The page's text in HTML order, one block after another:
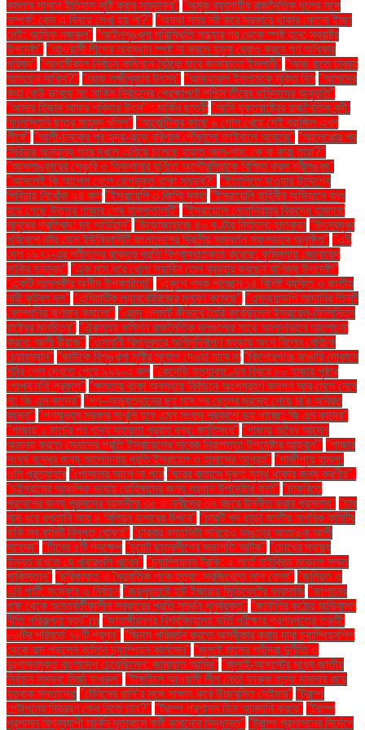
কমলার সামনে ইতিহাস সৃষ্টি করার সম্ভাবনা" "অমুক ব্যবসায়ীর রাজনৈতিক দলের সঙ্গে
সম্পর্ক: কেন এ বিষয়ে লেখা হয় না?" "অযথা সময় নষ্ট করে সরকারে থাকার কোনো ইচ্ছা
নেই: আসিফ নজরুল" "আইনশৃঙ্খলা পরিস্থিতি সন্ধ্যার পর থেকে স্পষ্ট হবে: স্বরাষ্ট্র
উপদেষ্টা" "আওয়ামী লীগের অবস্থান স্পষ্ট না করলে যমুনা ঘেরাও করবে গণ অধিকার
পরিষদ" "আগামীকাল নির্বাচন কমিশনে বৈঠকে যাবে জামায়াতে ইসলামী" "আজ রাতে ঢাকায়
আসছেন সাকিব?" "আজ লক্ষ্মীপূজার উৎসব" "আজহারুল ইসলামকে মুক্তি দিন "আমাদের
কথা কেউ ভাবছে না: মার্কিন নির্বাচনের প্রেক্ষাপটে পশ্চিম তীরের বাসিন্দাদের অনুভূতি"
"আমার হিজাব আমার শক্তির উৎস" : মার্কিন ছাত্রী "আমি যুক্তরাষ্ট্রের রাজনৈতিক বন্দী:
ফিলিস্তিনি ছাত্র মাহমুদ খলিল" "আর্জেন্টিনার কাছে ৬ গোল খেয়ে সেই ব্রাজিল এখন
শীর্ষে" "আলী-চমকের পর হৃদয়-ঝড়ে বরিশাল পৌঁছালো ফাইনালে আবারো" "আলেপ্পোর পর
সিরিয়ার অন্যান্য শহর দখলে এগিয়ে চলেছে হায়াত আল-শাম: কে বা কারা তারা?"
"আসলাঙ্কারের সেঞ্চুরি ও তিকশানার ঘূর্ণিতে অস্ট্রেলিয়াকে বিস্মিত করল শ্রীলঙ্কা"
"আসলেই কি আপেল খেলে রোগমুক্ত থাকা সম্ভব?" "ইতালিতে যাওয়ার উদ্দেশ্যে
লিবিয়ায় নিখোঁজ ২৪ জন "ইসরায়েলি ৩ জিম্মি মুক্ত "ইসরায়েলি বাহিনীর অভিযানে বন্ধ
হয়ে গেছে উত্তর গাজার শেষ হাসপাতালটি" "ইসরায়েলে নেতানিয়াহুর বিরুদ্ধে হাজারো
মানুষের প্রতিবাদ: দ্য গার্ডিয়ান" "উড়োজাহাজে ৪০ ঘণ্টার নির্যাতন: হাতকড়া "উৎসবমুখর
পরিবেশে নটর ডেম ইউনিভার্সিটি বাংলাদেশের দ্বিতীয় সমাবর্তন সফলভাবে অনুষ্ঠিত" "এই
দেশ ১৯৭১-এর শহীদদের রক্তের প্রতি বিশ্বাসঘাতকতা করেছে: কুমিল্লায় জোনায়েদ
সাকির মন্তব্য" "এক মাস ধরে খোলা সয়াবিন তেল ব্যবহার করছেন বাণিজ্য উপদেষ্টা"
"একটি আমলকীর অসীম উপকারিতা!" "একুশে পদক পাচ্ছেন ১৪ বিশিষ্ট ব্যক্তি ও জাতীয়
নারী ফুটবল দল" "এশিয়াটিক ল্যাবরেটরিজের মুনাফা কমেছে" "এসঅ্যান্ডপি আদানির তিনটি
কোম্পানির ঋণমান কমালো" "এহুদ ওলমার্ট কীভাবে তৈরি করেছিলেন ইসরায়েল-ফিলিস্তিন
রাষ্ট্রের মানচিত্র" "ঐকমত্য কমিশন রাজনৈতিক দলগুলোর সাথে আলাদাভাবে আলোচনা
করবে: আলী রীয়াজ" "ওসমানী বিমানবন্দরে অগ্নিনির্বাপণ মহড়ায় অংশ নিলেন বেবিচক
চেয়ারম্যান" "কাউকে বিশৃঙ্খলা সৃষ্টির সুযোগ দেওয়া যাবে না "কিশোরগঞ্জে ভাঙারি দোকানে
মর্টার শেল দেখতে পেয়ে ৯৯৯-এ কল "কেনেডি হত্যাকাণ্ডের বিষয়ে ৮০ হাজার পৃষ্ঠার
গোপন নথি প্রকাশ" "ক্ষমতায় থাকা অবস্থায় নির্বাচনে অংশগ্রহণ জনগণ আর মেনে নেবে
না: জি এম কাদের" "গণ–অভ্যুত্থানের ছয় মাস পর ছেলের মরদেহ পেয়ে মা'র অবিরত
কান্না" "গণমাধ্যম সরকার অখুশি হবে এমন সংবাদ প্রকাশে ভয় পাচ্ছে: জি এম কাদের"
"গাজায় ২ মার্চের পর খাদ্য সহায়তা প্রবাহ বন্ধ: জাতিসংঘ" "গাজায় অবৈধ আদেশ
অমান্য করতে সেনাদের প্রতি ইসরায়েলের সাবেক নিরাপত্তা উপদেষ্টার আহ্বান"' "গাজার
সংঘর্ষ বন্ধের জন্য আলোচনার প্রতি ইসরায়েল ও হামাসের আগ্রহ" "গাজীপুরে হামলা:
ওসি প্রত্যাহার "গোসলের আগে না পরে "ঘরের বাতাসে দূষণ: সুস্থ থাকার জন্য করণীয়".
"চট্টগ্রামের আঞ্চলিক ভাষায় রোহিঙ্গাদের জন্য প্রধান উপদেষ্টার বার্তা" "চাকরিতে
প্রবেশের জন্য পুরুষদের বয়সসীমা ৩৫ ও নারীদের ৩৭ বছরে উন্নীত করার প্রস্তাব" "চার
মাস ধরে রপ্তানি আয় ৪ বিলিয়ন ডলারের উপরে" "চারটি পদ ছাড়া জাতীয় নাগরিক কমিটির
বাকি সব কমিটি বিলুপ্ত ঘোষণা" "চারবার বসতভিটা সরিয়েও ভাঙনের আতঙ্কে আলী
আহমদ" "চীনের ৫টি পদক্ষেপ "চুয়েট ছাত্রলীগের সভাপতি আটক" "চোখের স্বাস্থ্য
উন্নত রাখতে যে খাবারগুলি খাবেন" "চ্যাম্পিয়নস ট্রফি: ২ শর্তে হাইব্রিড মডেলে সম্মত
পাকিস্তান" "ছুরিকাঘাত ও বৈদ্যুতিক শকে হত্যা: সবজিখেতে লাশ ফেলা" "জমিয়ত ও
এবি পার্টি: সংস্কার ও নির্বাচন "জয়পুরহাটে হাট ইজারায় সিন্ডিকেটের কারসাজি "জাপানের
পক্ষ থেকে অন্তর্বর্তীকালীন সরকারের প্রতি সমর্থন পুনর্ব্যক্ত" "জার্মানির কঠোর অভিবাসন
নীতি পরিকল্পনা ব্যর্থ"m "জাহাঙ্গীরনগর বিশ্ববিদ্যালয় ভর্তি পরীক্ষার প্রশ্নপত্রে ত্রুটি:
৮০টির পরিবর্তে ৭৮টি প্রশ্ন" "জিনস পরিবর্তন করতে অস্বীকার করায় দাবা চ্যাম্পিয়নশিপ
থেকে বাদ পড়লেন বর্তমান চ্যাম্পিয়ন কার্লসেন" "জুলাই মাসের শহীদরা দুর্নীতি ও
দুঃশাসনমুক্ত বাংলাদেশ চেয়েছিলেন: জামায়াত আমির" "জুলাই-আগস্টের মধ্যে জাতীয়
নির্বাচন সম্ভব: মির্জা ফখরুল" "টাঙ্গাইলে আওয়ামী লীগ নেতা ফারুক হত্যা মামলার রায়ে
হতবাক সন্তানেরা "টেনিসের রানি’র সঙ্গে সাক্ষাৎ করে উচ্ছ্বসিত নেইমার" "ট্রাম্প
পেন্টাগনের নিয়ন্ত্রণ কেন নিতে চান?" "ট্রাম্প প্রশাসন ডিম আমদানি করবে" "ট্রাম্প
প্রশাসন বিশ্বব্যাপী মার্কিন দূতাবাসে কর্মী কমানোর সিদ্ধান্ত" "ট্রাম্প প্রশাসনের নির্দেশে